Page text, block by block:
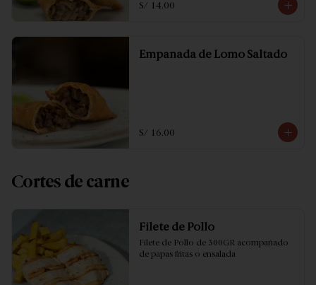
S/ 14.00
Empanada de Lomo Saltado
S/ 16.00
Cortes de carne
Filete de Pollo
Filete de Pollo de 300GR acompañado
de papas fritas o ensalada